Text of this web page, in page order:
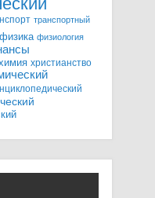
транспортный
физика физиология
христианство